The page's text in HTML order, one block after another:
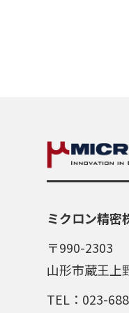
ミクロン精密
〒990-2303
山形市蔵王上
TEL：023-